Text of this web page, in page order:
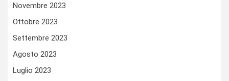
Novembre 2023
Ottobre 2023
Settembre 2023
Agosto 2023
Luglio 2023